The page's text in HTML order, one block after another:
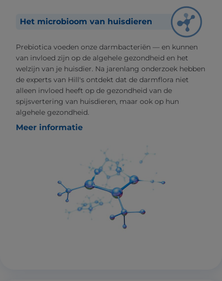
Het microbioom van huisdieren
Prebiotica voeden onze darmbacteriën — en kunnen
van invloed zijn op de algehele gezondheid en het
welzijn van je huisdier. Na jarenlang onderzoek hebben
de experts van Hill's ontdekt dat de darmflora niet
alleen invloed heeft op de gezondheid van de
spijsvertering van huisdieren, maar ook op hun
algehele gezondheid.
Meer informatie